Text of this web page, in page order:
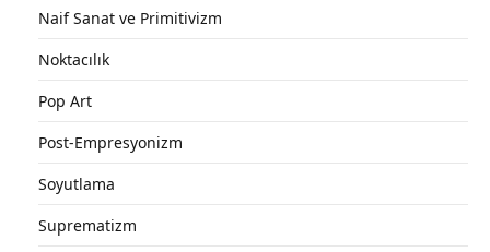
Naif Sanat ve Primitivizm
Noktacılık
Pop Art
Post-Empresyonizm
Soyutlama
Suprematizm